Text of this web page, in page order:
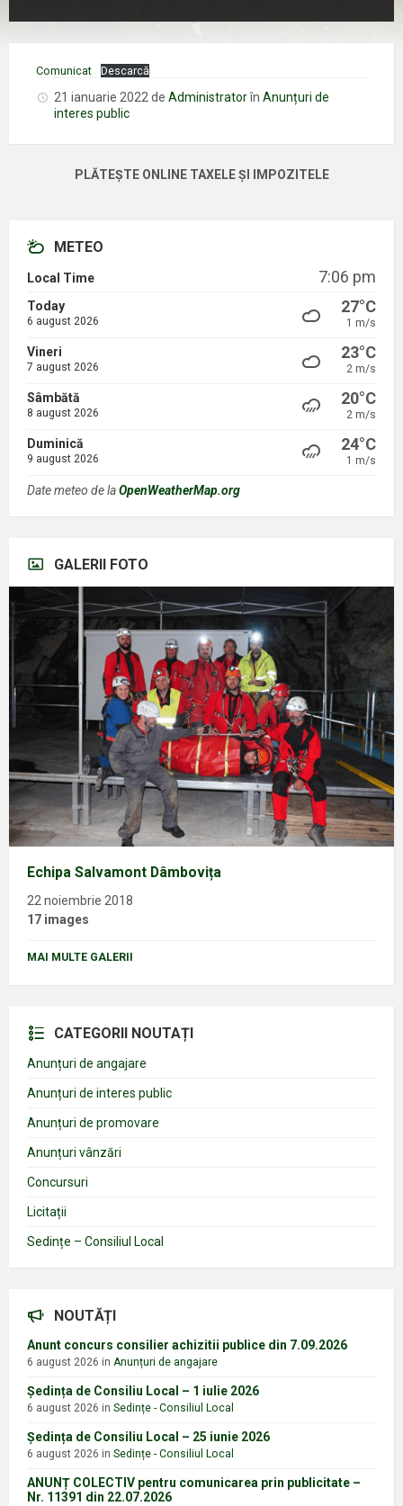
Comunicat Descarcă
21 ianuarie 2022 de Administratorîn Anunțuri de
interes public
PLĂTEȘTE ONLINE TAXELE ȘI IMPOZITELE
METEO
Local Time 7:06 pm
Today
6 august 2026
27°C
1 m/s
Vineri
7 august 2026
23°C
2 m/s
Sâmbătă
8 august 2026
20°C
2 m/s
Duminică
9 august 2026
24°C
1 m/s
Date meteo de laOpenWeatherMap.org
GALERII FOTO
Echipa Salvamont Dâmbovița
22 noiembrie 2018
17 images
MAI MULTE GALERII
CATEGORII NOUTAȚI
Anunțuri de angajare
Anunțuri de interes public
Anunțuri de promovare
Anunțuri vânzări
Concursuri
Licitații
Sedințe – Consiliul Local
NOUTĂȚI
Anunt concurs consilier achizitii publice din 7.09.2026
6 august 2026 in Anunțuri de angajare
Ședința de Consiliu Local – 1 iulie 2026
6 august 2026 in Sedințe - Consiliul Local
Ședința de Consiliu Local – 25 iunie 2026
6 august 2026 in Sedințe - Consiliul Local
ANUNȚ COLECTIV pentru comunicarea prin publicitate –
Nr. 11391 din 22.07.2026